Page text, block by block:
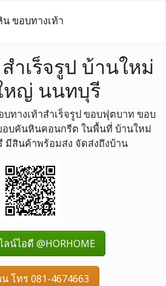
ขอบทางเท้า
เร็จรูป บ้านใหม่
หญ่ นนทบุรี
ทางเท้าสำเร็จรูป ขอบฟุตบาท ขอบ
บคันหินคอนกรีต ในพื้นที่ บ้านใหม่
มีสินค้าพร้อมส่ง จัดส่งถึงบ้าน
น์ไอดี @HORHOME
โทร 081-4674663